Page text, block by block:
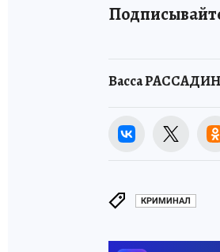
Васса
КРИМИНАЛ